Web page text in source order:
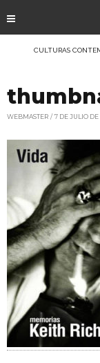
CULTURAS
WEBMASTER 7 DE JULIO DE